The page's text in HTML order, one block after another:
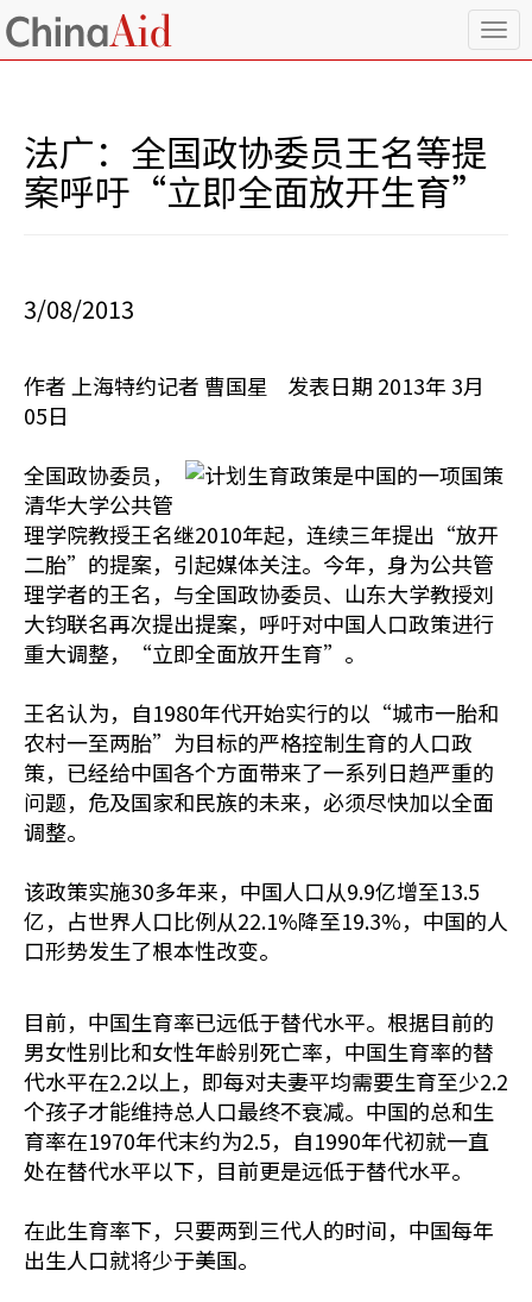
T
o
法广：全国政协委员王名等提
案呼吁“立即全面放开生育”
3/08/2013
作者 上海特约记者 曹国星 发表日期 2013年 3月
05日
全国政协委员，
清华大学公共管
理学院教授王名继2010年起，连续三年提出“放开
二胎”的提案，引起媒体关注。今年，身为公共管
理学者的王名，与全国政协委员、山东大学教授刘
大钧联名再次提出提案，呼吁对中国人口政策进行
重大调整，“立即全面放开生育”。
王名认为，自1980年代开始实行的以“城市一胎和
农村一至两胎”为目标的严格控制生育的人口政
策，已经给中国各个方面带来了一系列日趋严重的
问题，危及国家和民族的未来，必须尽快加以全面
调整。
该政策实施30多年来，中国人口从9.9亿增至13.5
亿，占世界人口比例从22.1%降至19.3%，中国的人
口形势发生了根本性改变。
目前，中国生育率已远低于替代水平。根据目前的
男女性别比和女性年龄别死亡率，中国生育率的替
代水平在2.2以上，即每对夫妻平均需要生育至少2.2
个孩子才能维持总人口最终不衰减。中国的总和生
育率在1970年代末约为2.5，自1990年代初就一直
处在替代水平以下，目前更是远低于替代水平。
在此生育率下，只要两到三代人的时间，中国每年
出生人口就将少于美国。